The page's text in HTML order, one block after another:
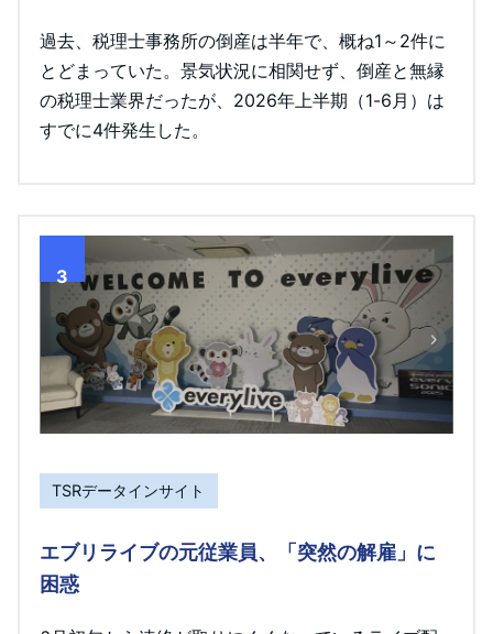
過去、税理士事務所の倒産は半年で、概ね1～2件に
とどまっていた。景気状況に相関せず、倒産と無縁
の税理士業界だったが、2026年上半期（1-6月）は
すでに4件発生した。
3
TSRデータインサイト
エブリライブの元従業員、「突然の解雇」に
困惑